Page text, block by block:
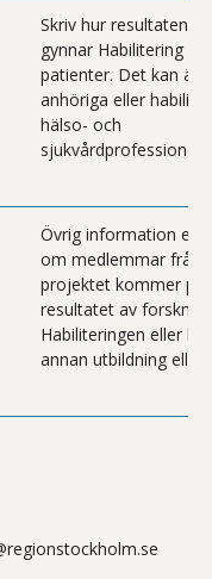
Skriv hur resultaten
gynnar Habilitering &
patienter. Det kan
anhöriga eller
hälso- och
sjukvårdprofessioner.
Övrig information
om medlemmar från
projektet kommer
resultatet av
Habiliteringen eller
annan utbildning eller